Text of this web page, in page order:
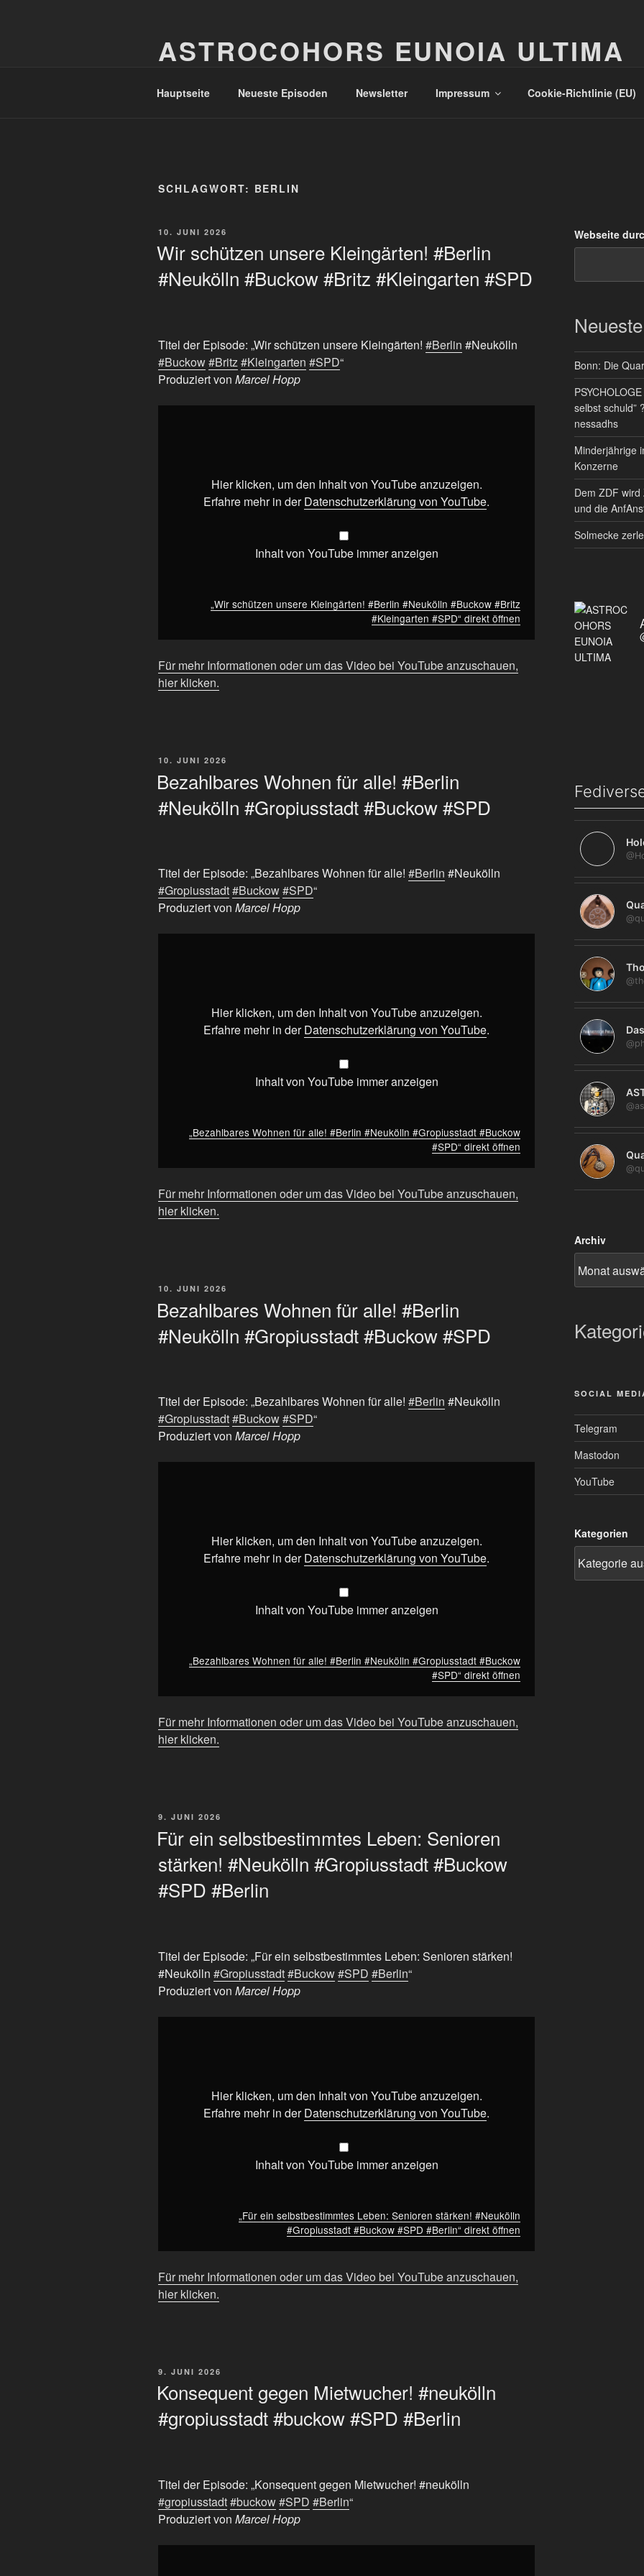
ASTROCOHORS EUNOIA ULTIMA
Hauptseite Neueste Episoden Newsletter Impressum Cookie-Richtlinie (EU)
SCHLAGWORT: BERLIN
VERÖFFENTLICHT
10. JUNI 2026
Wir schützen unsere Kleingärten! #Berlin
#Neukölln #Buckow #Britz #Kleingarten #SPD
Titel der Episode: „Wir schützen unsere Kleingärten! #Berlin #Neukölln
#Buckow#Britz#Kleingarten #SPD“
Produziert von Marcel Hopp
#Neukölln
Hier klicken, um den Inhalt von YouTube anzuzeigen.
Erfahre mehr in derDatenschutzerklärung von YouTube.
Inhalt von YouTube immer anzeigen
„Wir schützen unsere Kleingärten! #Berlin #Neukölln #Buckow #Britz
#Kleingarten #SPD“ direkt öffnen
Für mehr Informationen oder um das Video bei YouTube anzuschauen,
hier klicken.
VERÖFFENTLICHT
10. JUNI 2026
Bezahlbares Wohnen für alle! #Berlin
#Neukölln #Gropiusstadt #Buckow #SPD
Titel der Episode: „Bezahlbares Wohnen für alle! #Berlin #Neukölln
#Gropiusstadt#Buckow#SPD“
Produziert von Marcel Hopp
#Neukölln
anzeigen
Hier klicken, um den Inhalt von YouTube anzuzeigen.
Erfahre mehr in derDatenschutzerklärung von YouTube.
Inhalt von YouTube immer anzeigen
„Bezahlbares Wohnen für alle! #Berlin #Neukölln #Gropiusstadt #Buckow
#SPD“ direkt öffnen
Für mehr Informationen oder um das Video bei YouTube anzuschauen,
hier klicken.
VERÖFFENTLICHT
10. JUNI 2026
Bezahlbares Wohnen für alle! #Berlin
#Neukölln #Gropiusstadt #Buckow #SPD
Titel der Episode: „Bezahlbares Wohnen für alle! #Berlin #Neukölln
#Gropiusstadt#Buckow#SPD“
Produziert von Marcel Hopp
#Neukölln
anzeigen
Hier klicken, um den Inhalt von YouTube anzuzeigen.
Erfahre mehr in derDatenschutzerklärung von YouTube.
Inhalt von YouTube immer anzeigen
„Bezahlbares Wohnen für alle! #Berlin #Neukölln #Gropiusstadt #Buckow
#SPD“ direkt öffnen
Für mehr Informationen oder um das Video bei YouTube anzuschauen,
hier klicken.
VERÖFFENTLICHT
9. JUNI 2026
Für ein selbstbestimmtes Leben: Senioren
stärken! #Neukölln #Gropiusstadt #Buckow
#SPD #Berlin
Titel der Episode: „Für ein selbstbestimmtes Leben: Senioren stärken!
#Neukölln #Gropiusstadt#Buckow#SPD #Berlin“
Produziert von Marcel Hopp
anzeigen
Hier klicken, um den Inhalt von YouTube anzuzeigen.
Erfahre mehr in derDatenschutzerklärung von YouTube.
Inhalt von YouTube immer anzeigen
„Für ein selbstbestimmtes Leben: Senioren stärken! #Neukölln
#Gropiusstadt #Buckow #SPD #Berlin“ direkt öffnen
Für mehr Informationen oder um das Video bei YouTube anzuschauen,
hier klicken.
VERÖFFENTLICHT
9. JUNI 2026
Konsequent gegen Mietwucher! #neukölln
#gropiusstadt #buckow #SPD #Berlin
Titel der Episode: „Konsequent gegen Mietwucher! #neukölln
#gropiusstadt#buckow#SPD #Berlin“
Produziert von Marcel Hopp
Webseite
Bonn: Die
selbst schuld”
nessadhs
Minderjährige
Konzerne
Dem ZDF
und die
Solmecke
Archiv
SOCIAL
Telegram
Mastodon
YouTube
Kategorien